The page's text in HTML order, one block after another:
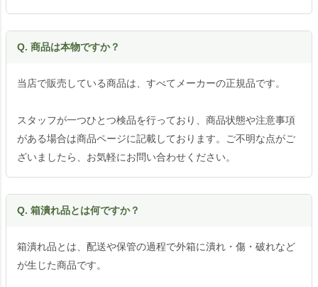
Q. 商品は本物ですか？
当店で販売している商品は、すべてメーカーの正規品です。
スタッフが一つひとつ検品を行っており、商品状態や注意事項
がある場合は商品ページに記載しております。ご不明な点がご
ざいましたら、お気軽にお問い合わせください。
Q. 箱潰れ品とは何ですか？
箱潰れ品とは、配送や保管の過程で外箱に潰れ・傷・破れなど
が生じた商品です。